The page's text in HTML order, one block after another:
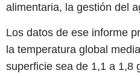
alimentaria, la gestión del
Los datos de ese informe
la temperatura global
superficie sea de 1,1 a 1,8